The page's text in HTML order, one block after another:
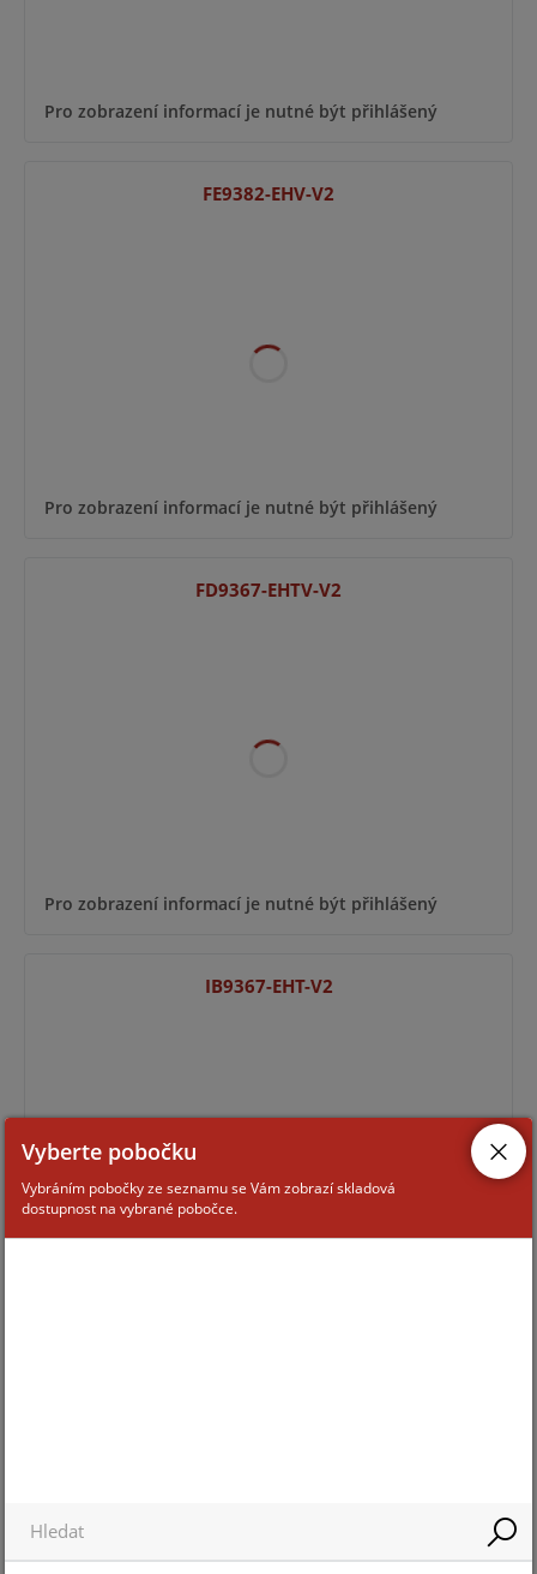
Pro zobrazení informací je nutné být přihlášený
FE9382-EHV-V2
Pro zobrazení informací je nutné být přihlášený
FD9367-EHTV-V2
Pro zobrazení informací je nutné být přihlášený
IB9367-EHT-V2
Vyberte pobočku
Vybráním pobočky ze seznamu se Vám zobrazí skladová
dostupnost na vybrané pobočce.